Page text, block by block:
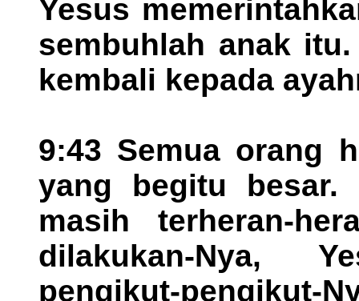
Yesus
sembuhlah anak
kembali kepada
9:43 Semua orang
yang begitu besar.
masih terheran-
dilakukan-Nya,
pengikut-pengikut-